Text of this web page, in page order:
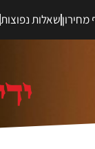
מחירוןשאלות נפוצות